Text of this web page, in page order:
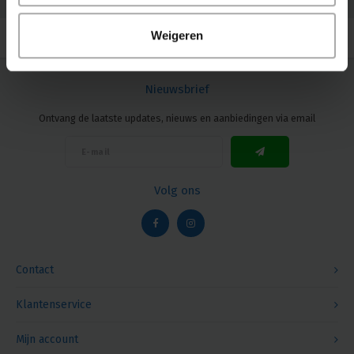
Weigeren
© Copyright 2026 Megalight sa/nv - Theme byShopmonkey
Contact
Nieuwsbrief
Ontvang de laatste updates, nieuws en aanbiedingen via email
Volg ons
Klantenservice
Mijn account